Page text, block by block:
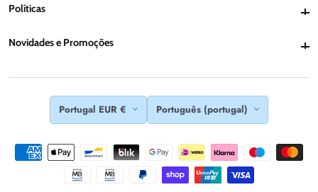
Políticas
Novidades e PromoçõesNovidades e Promoções
Portugal EUR € Português (portugal)